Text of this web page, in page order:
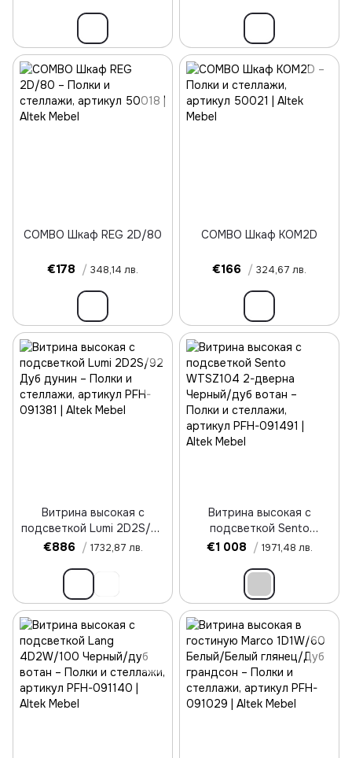
COMBO Шкаф REG 2D/80
€178 / 348,14 лв.
COMBO Шкаф KOM2D
€166 / 324,67 лв.
Витрина высокая с
подсветкой Lumi 2D2S/92
Дуб дунин
€886 / 1732,87 лв.
Витрина высокая с
подсветкой Sento
WTSZ104 2-дверна
€1 008 / 1971,48 лв.